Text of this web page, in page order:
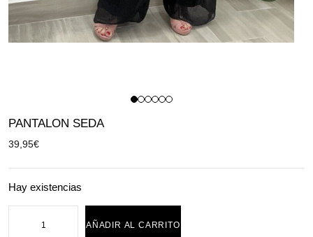
PANTALON SEDA
39,95€
Hay existencias
AÑADIR AL CARRITO